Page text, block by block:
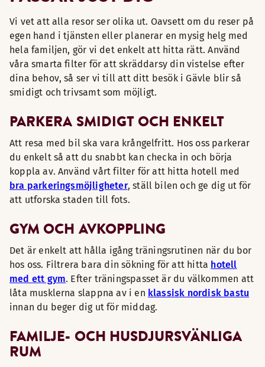
Vi vet att alla resor ser olika ut. Oavsett om du reser på
egen hand i tjänsten eller planerar en mysig helg med
hela familjen, gör vi det enkelt att hitta rätt. Använd
våra smarta filter för att skräddarsy din vistelse efter
dina behov, så ser vi till att ditt besök i Gävle blir så
smidigt och trivsamt som möjligt.
PARKERA SMIDIGT OCH ENKELT
Att resa med bil ska vara krångelfritt. Hos oss parkerar
du enkelt så att du snabbt kan checka in och börja
koppla av. Använd vårt filter för att hitta hotell med
bra parkeringsmöjligheter, ställ bilen och ge dig ut för
att utforska staden till fots.
GYM OCH AVKOPPLING
Det är enkelt att hålla igång träningsrutinen när du bor
hos oss. Filtrera bara din sökning för att hitta hotell
med ett gym. Efter träningspasset är du välkommen att
låta musklerna slappna av i en klassisk nordisk bastu
innan du beger dig ut för middag.
FAMILJE- OCH HUSDJURSVÄNLIGA
RUM